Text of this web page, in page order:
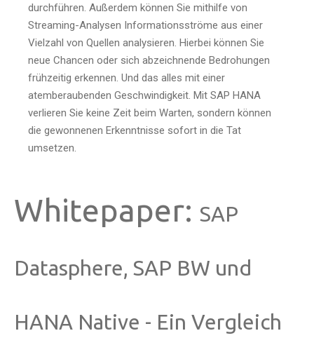
durchführen. Außerdem können Sie mithilfe von
Streaming-Analysen Informationsströme aus einer
Vielzahl von Quellen analysieren. Hierbei können Sie
neue Chancen oder sich abzeichnende Bedrohungen
frühzeitig erkennen. Und das alles mit einer
atemberaubenden Geschwindigkeit. Mit SAP HANA
verlieren Sie keine Zeit beim Warten, sondern können
die gewonnenen Erkenntnisse sofort in die Tat
umsetzen.
Whitepaper: SAP
Datasphere, SAP BW und
HANA Native - Ein Vergleich